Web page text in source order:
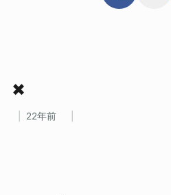
✖
22年前